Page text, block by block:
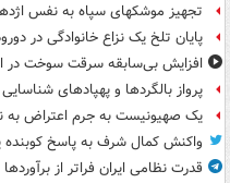
تجهیز موشکهای سپاه به نفس
پایان تلخ یک نزاع خانوادگی در
افزایش بی‌سابقه سرقت سوخت در
پرواز بالگردها و پهپادهای
یک صهیونیست به جرم اعتراض به
واکنش کمال شرف به پاسخ
قدرت نظامی ایران فراتر از برآوردها